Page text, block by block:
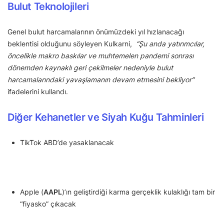
Bulut Teknolojileri
Genel bulut harcamalarının önümüzdeki yıl hızlanacağı
beklentisi olduğunu söyleyen Kulkarni,
“Şu anda yatırımcılar,
öncelikle makro baskılar ve muhtemelen pandemi sonrası
dönemden kaynaklı geri çekilmeler nedeniyle bulut
harcamalarındaki yavaşlamanın devam etmesini bekliyor”
ifadelerini kullandı.
Diğer Kehanetler ve Siyah Kuğu Tahminleri
TikTok ABD’de yasaklanacak
Apple (AAPL)’ın geliştirdiği karma gerçeklik kulaklığı tam bir
“fiyasko” çıkacak